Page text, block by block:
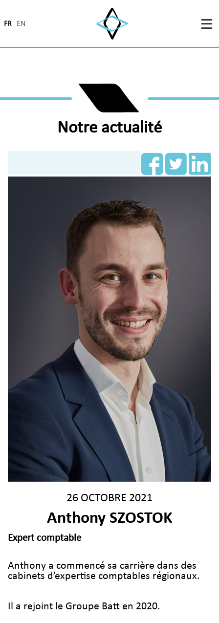
FR EN
Notre actualité
26 OCTOBRE 2021
Anthony SZOSTOK
Expert comptable
Anthony a commencé sa carrière dans des
cabinets d’expertise comptables régionaux.
Il a rejoint le Groupe Batt en 2020.